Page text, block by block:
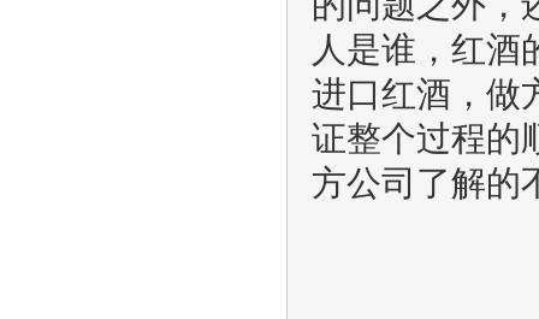
人是谁，红酒
进口红酒，做
证整个过程的
方公司了解的